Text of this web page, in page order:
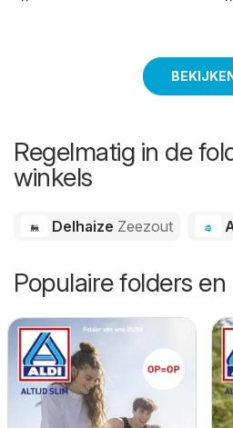
Regelmatig in de
winkels
Delhaize Zeezout
Populaire folders